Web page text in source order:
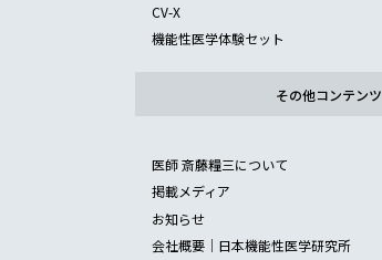
CV-X
機能性医学体験セット
その他コンテンツ
医師 斎藤糧三について
掲載メディア
お知らせ
会社概要｜日本機能性医学研究所